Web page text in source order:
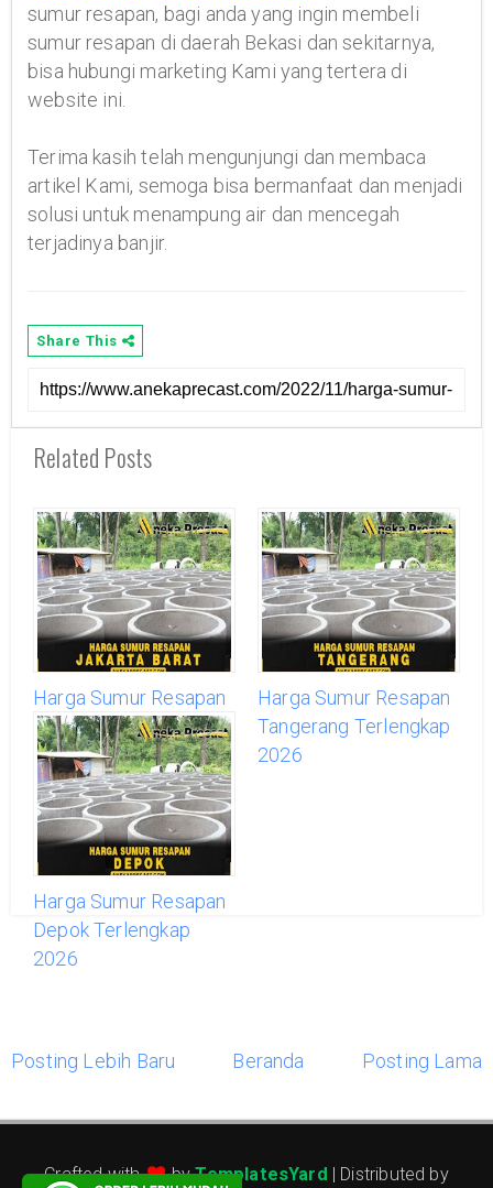
sumur resapan, bagi anda yang ingin membeli
sumur resapan di daerah Bekasi dan sekitarnya,
bisa hubungi marketing Kami yang tertera di
website ini.
Terima kasih telah mengunjungi dan membaca
artikel Kami, semoga bisa bermanfaat dan menjadi
solusi untuk menampung air dan mencegah
terjadinya banjir.
Share This
Related Posts
Harga Sumur Resapan
Jakarta Barat
Terlengkap 2026
Harga Sumur Resapan
Tangerang Terlengkap
2026
Harga Sumur Resapan
Depok Terlengkap
2026
Posting Lebih Baru Beranda Posting Lama
Crafted with byTemplatesYard | Distributed by